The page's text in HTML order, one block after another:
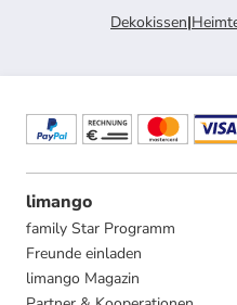
Dekokissen|
limango
family Star Programm
Freunde einladen
limango Magazin